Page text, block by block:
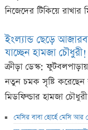
নিজেদের টিকিয়ে
ইংল্যান্ড ছেড়ে
যাচ্ছেন হামজা চৌধুরী!
ক্রীড়া ডেস্ক:
নতুন চমক সৃষ্টি করেছেন
মিডফিল্ডার হামজা
মেসির বাবা হোর্হে মেসি আর